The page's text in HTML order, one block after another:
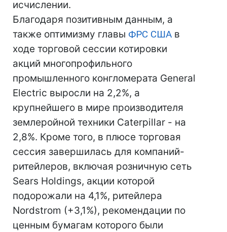
исчислении.
Благодаря позитивным данным, а
также оптимизму главы ФРС США в
ходе торговой сессии котировки
акций многопрофильного
промышленного конгломерата General
Electric выросли на 2,2%, а
крупнейшего в мире производителя
землеройной техники Caterpillar - на
2,8%. Кроме того, в плюсе торговая
сессия завершилась для компаний-
ритейлеров, включая розничную сеть
Sears Holdings, акции которой
подорожали на 4,1%, ритейлера
Nordstrom (+3,1%), рекомендации по
ценным бумагам которого были